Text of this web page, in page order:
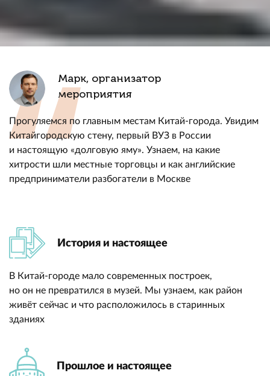
Марк, организатор
мероприятия
Прогуляемся по главным местам Китай-города. Увидим
Китайгородскую стену, первый ВУЗ в России
и настоящую «долговую яму». Узнаем, на какие
хитрости шли местные торговцы и как английские
предприниматели разбогатели в Москве
История и настоящее
В Китай-городе мало современных построек,
но он не превратился в музей. Мы узнаем, как район
живёт сейчас и что расположилось в старинных
зданиях
Прошлое и настоящее